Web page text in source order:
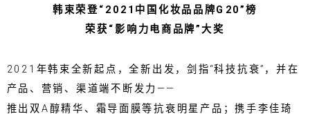
韩束荣登“2021中国化妆品品牌G20”榜
荣获“影响力电商品牌”大奖
2021年韩束全新起点，全新出发，剑指“科技抗衰”，并在
产品、营销、渠道端不断发力——
推出双A醇精华、霜导面膜等抗衰明星产品；携手李佳琦